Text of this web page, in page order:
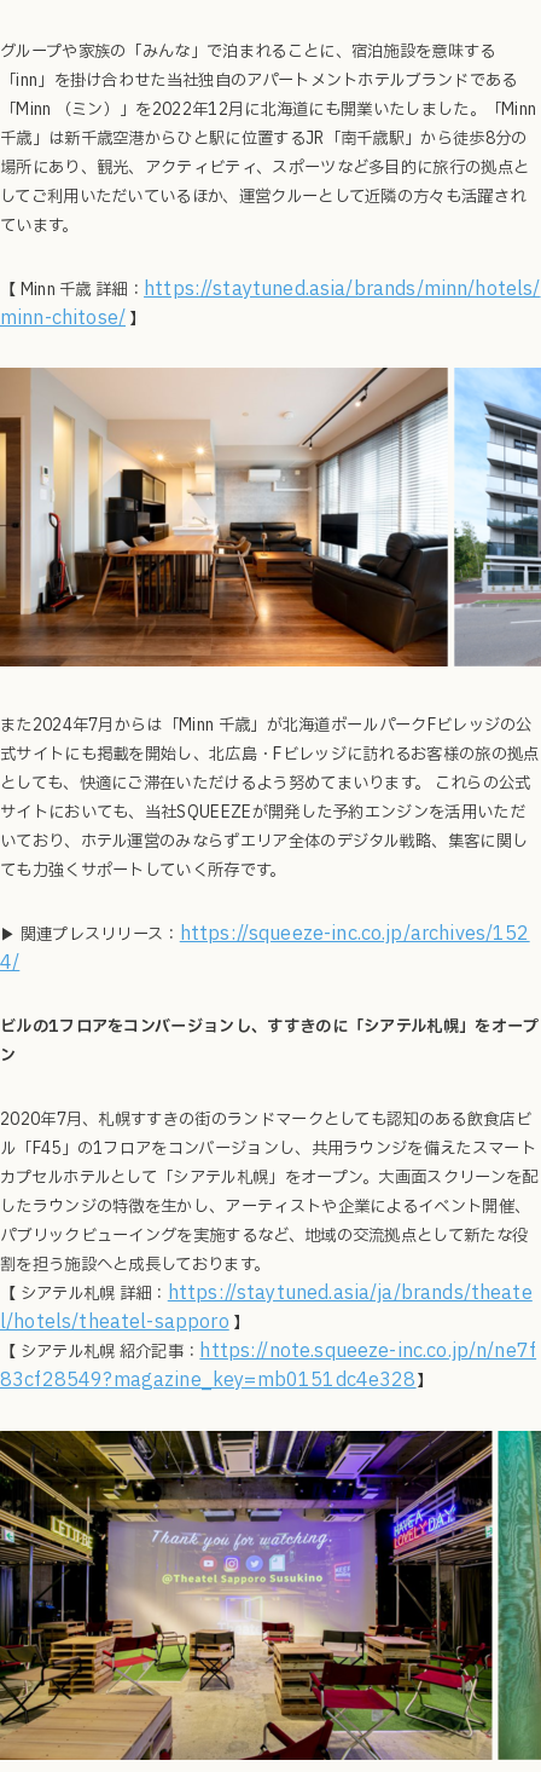
グループや家族の「みんな」で泊まれることに、宿泊施設を意味する
「inn」を掛け合わせた当社独自のアパートメントホテルブランドである
「Minn （ミン）」を2022年12月に北海道にも開業いたしました。「Minn
千歳」は新千歳空港からひと駅に位置するJR「南千歳駅」から徒歩8分の
場所にあり、観光、アクティビティ、スポーツなど多目的に旅行の拠点と
してご利用いただいているほか、運営クルーとして近隣の方々も活躍され
ています。
【 Minn 千歳 詳細： https://staytuned.asia/brands/minn/hotels/
minn-chitose/ 】
また2024年7月からは「Minn 千歳」が北海道ボールパークFビレッジの公
式サイトにも掲載を開始し、北広島・Fビレッジに訪れるお客様の旅の拠点
としても、快適にご滞在いただけるよう努めてまいります。 これらの公式
サイトにおいても、当社SQUEEZEが開発した予約エンジンを活用いただ
いており、ホテル運営のみならずエリア全体のデジタル戦略、集客に関し
ても力強くサポートしていく所存です。
▶ 関連プレスリリース： https://squeeze-inc.co.jp/archives/152
4/
ビルの1フロアをコンバージョンし、すすきのに「シアテル札幌」をオープ
ン
2020年7月、札幌すすきの街のランドマークとしても認知のある飲食店ビ
ル「F45」の1フロアをコンバージョンし、共用ラウンジを備えたスマート
カプセルホテルとして「シアテル札幌」をオープン。大画面スクリーンを配
したラウンジの特徴を生かし、アーティストや企業によるイベント開催、
パブリックビューイングを実施するなど、地域の交流拠点として新たな役
割を担う施設へと成長しております。
【 シアテル札幌 詳細： https://staytuned.asia/ja/brands/theate
l/hotels/theatel-sapporo 】
【 シアテル札幌 紹介記事： https://note.squeeze-inc.co.jp/n/ne7f
83cf28549?magazine_key=mb0151dc4e328】